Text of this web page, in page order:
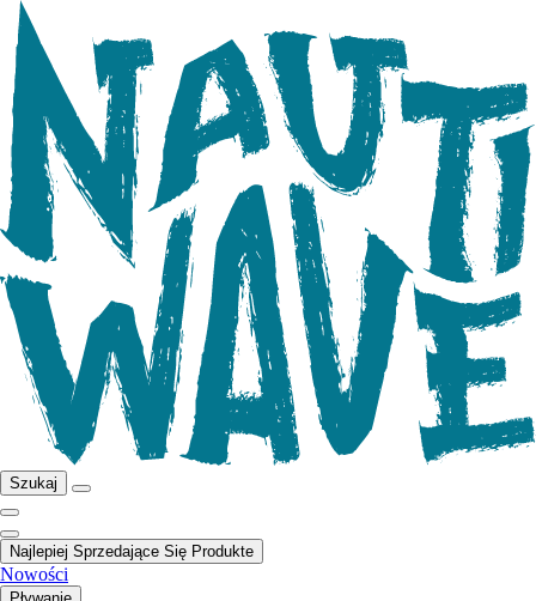
Szukaj
Najlepiej Sprzedające Się Produkte
Nowości